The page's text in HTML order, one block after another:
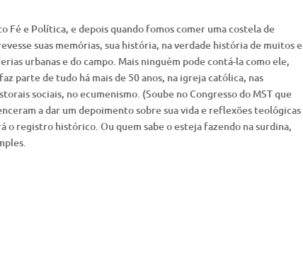
e Política, e depois quando fomos comer uma costela de
suas memórias, sua história, na verdade história de muitos e
urbanas e do campo. Mais ninguém pode contá-la como ele,
parte de tudo há mais de 50 anos, na igreja católica, nas
sociais, no ecumenismo. (Soube no Congresso do MST que
a dar um depoimento sobre sua vida e reflexões teológicas
o registro histórico. Ou quem sabe o esteja fazendo na surdina,